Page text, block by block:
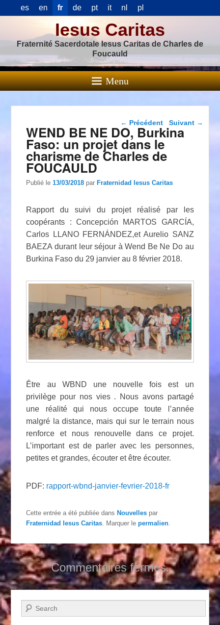
es en fr de pt it nl pl
Iesus Caritas
Fraternité Sacerdotale Iesus Caritas de Charles de
Foucauld
Menu
Navigation dans les
articles
← Précédent Suivant →
WEND BE NE DO, Burkina
Faso: un projet dans le
charisme de Charles de
FOUCAULD
Publié le13/03/2018 parFraternidad Iesus Caritas
Rapport du suivi du projet réalisé par les
coopérants : Concepción MARTOS GARCÍA,
Carlos LLANO FERNÁNDEZ,et Aurelio SANZ
BAEZA durant leur séjour à Wend Be Ne Do au
Burkina Faso du 29 janvier au 8 février 2018.
Être au WBND une nouvelle fois est un
privilège pour nos vies . Nous avons partagé
une réalité qui nous occupe toute l’année
malgré la distance, mais qui sur le terrain nous
renforce et nous renouvelle dans ce projet.
L’important est de parler avec les personnes,
petites et grandes, écouter et être écouter.
PDF: rapport-wbnd-janvier-fevrier-2018-fr
Cette entrée a été publiée dans Nouvelles par
Fraternidad Iesus Caritas. Marquer lepermalien.
Commentaires fermés.
Recherche